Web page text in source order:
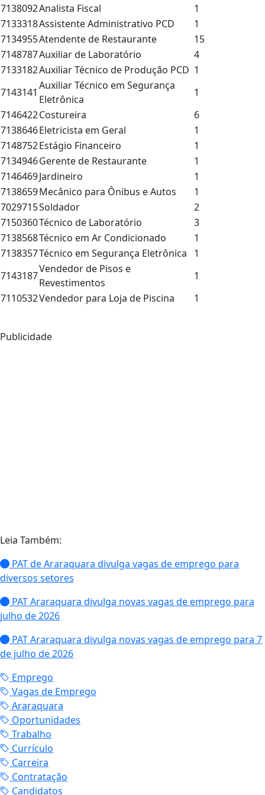
7138092Analista Fiscal
1
7133318Assistente Administrativo PCD
1
7134955Atendente de Restaurante
15
7148787Auxiliar de Laboratório
4
7133182Auxiliar Técnico de Produção PCD 1
7143141
Auxiliar Técnico em Segurança
Eletrônica
1
7146422Costureira
6
7138646Eletricista em Geral
1
7148752Estágio Financeiro
1
7134946Gerente de Restaurante
1
7146469Jardineiro
1
7138659Mecânico para Ônibus e Autos
1
7029715Soldador
2
7150360Técnico de Laboratório
3
7138568Técnico em Ar Condicionado
1
7138357Técnico em Segurança Eletrônica
1
7143187
Vendedor de Pisos e
Revestimentos
1
7110532Vendedor para Loja de Piscina 1
Publicidade
Leia Também:
PAT de Araraquara divulga vagas de emprego para
diversos setores
PAT Araraquara divulga novas vagas de emprego para
julho de 2026
PAT Araraquara divulga novas vagas de emprego para 7
de julho de 2026
Emprego
Vagas de Emprego
Araraquara
Oportunidades
Trabalho
Currículo
Carreira
Contratação
Candidatos